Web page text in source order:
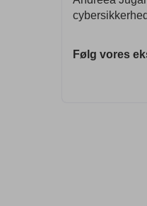
Følg vores